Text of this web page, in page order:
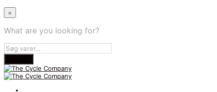
×
What are you looking for?